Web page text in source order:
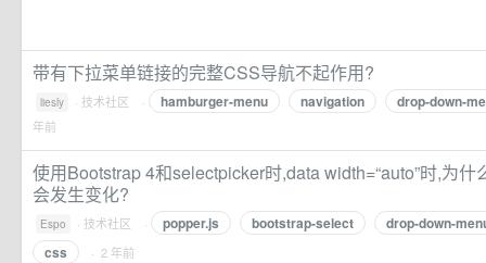
带有下拉菜单链接的完整CSS导航不起作用?
liesly · 技术社区 · hamburger-menu navigation drop-down-
年前
使用Bootstrap 4和selectpicker时,data width=“auto”时,为
会发生变化?
Espo · 技术社区 · popper.js bootstrap-select
drop-down-
css
· 2 年前